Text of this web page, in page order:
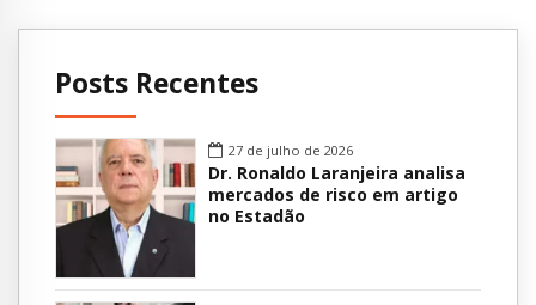
Posts Recentes
27 de julho de 2026
Dr. Ronaldo Laranjeira analisa
mercados de risco em artigo
no Estadão